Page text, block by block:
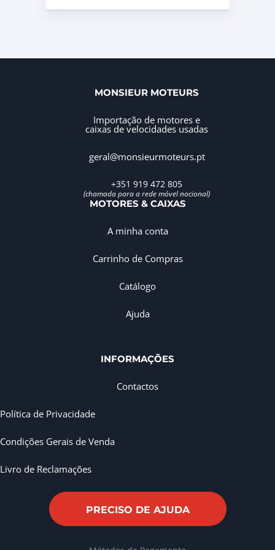
MONSIEUR MOTEURS
Importação de motores e
caixas de velocidades usadas
geral@monsieurmoteurs.pt
+351 919 472 805
(chamada para a rede móvel nacional)
MOTORES & CAIXAS
A minha conta
Carrinho de Compras
Catálogo
Ajuda
INFORMAÇÕES
Contactos
Política de Privacidade
Condições Gerais de Venda
Livro de Reclamações
PRECISO DE AJUDA